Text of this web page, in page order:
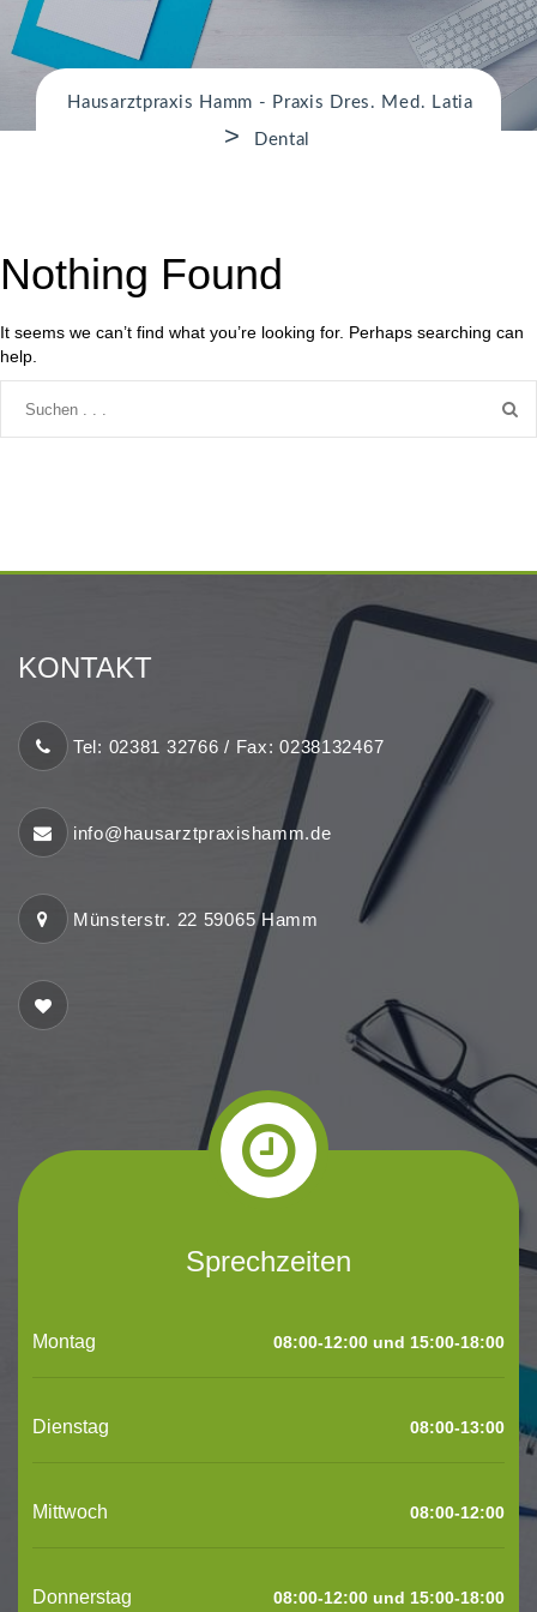
Hausarztpraxis Hamm - Praxis Dres. Med. Latia
> Dental
Nothing Found
It seems we can’t find what you’re looking for. Perhaps searching can
help.
KONTAKT
Tel: 02381 32766 / Fax: 0238132467
info@hausarztpraxishamm.de
Münsterstr. 22 59065 Hamm
Sprechzeiten
Montag 08:00-12:00 und 15:00-18:00
Dienstag 08:00-13:00
Mittwoch 08:00-12:00
Donnerstag 08:00-12:00 und 15:00-18:00